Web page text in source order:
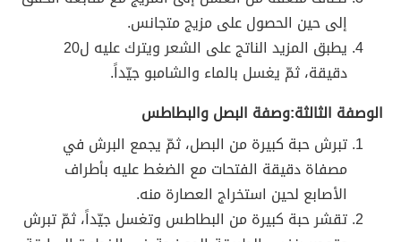
إلى حين الحصول على مزيج متجانس.
يطبق المزيد الناتج على الشعر ويترك عليه ل20
دقيقة، ثمّ يغسل بالماء والشامبو جيّداً.
الوصفة الثالثة:وصفة البصل والبطاطس
تبرش حبة كبيرة من البصل، ثمّ يجمع البرش في
مصفاة دقيقة الفتحات مع الضغط عليه بأطراف
الأصابع لحين استخراج العصارة منه.
تقشر حبة كبيرة من البطاطس وتغسل جيّداً، ثمّ تبرش